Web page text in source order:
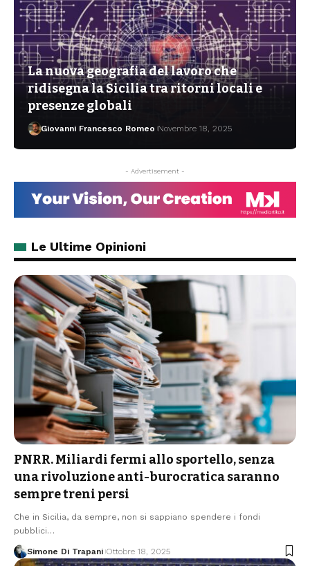
La nuova geografia del lavoro che
ridisegna la Sicilia tra ritorni locali e
presenze globali
Giovanni Francesco Romeo Novembre 18, 2025
- Advertisement -
Le Ultime Opinioni
PNRR. Miliardi fermi allo sportello, senza
una rivoluzione anti-burocratica saranno
sempre treni persi
Che in Sicilia, da sempre, non si sappiano spendere i fondi
pubblici…
Simone Di Trapani Ottobre 18, 2025